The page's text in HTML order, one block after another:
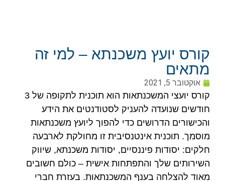
קורס יועץ משכנתא – למי זה
מתאים
אוקטובר 5, 2021
קורס יועצי המשכנתאות הוא תוכנית לתקופה של 3
חודשים שנועדה להעניק לסטודנטים את הידע
והכישורים הדרושים כדי להפוך ליועץ משכנתאות
מוסמך. תוכנית אינטנסיבית זו מחולקת לארבעה
חלקים: יסודות פיננסיים, יסודות משכנתא, שיווק
השירותים שלך והתפתחות אישית – כולם חשובים
מאוד להצלחה בענף המשכנתאות. בעזרת חברי